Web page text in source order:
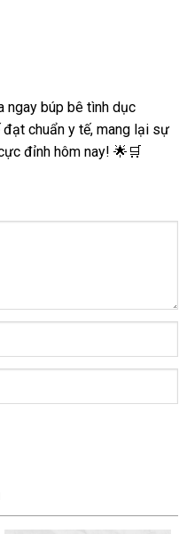
ngay búp bê tình dục
chuẩn y tế, mang lại sự
đỉnh hôm nay! 🌟🛒